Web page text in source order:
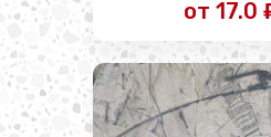
от 17.0